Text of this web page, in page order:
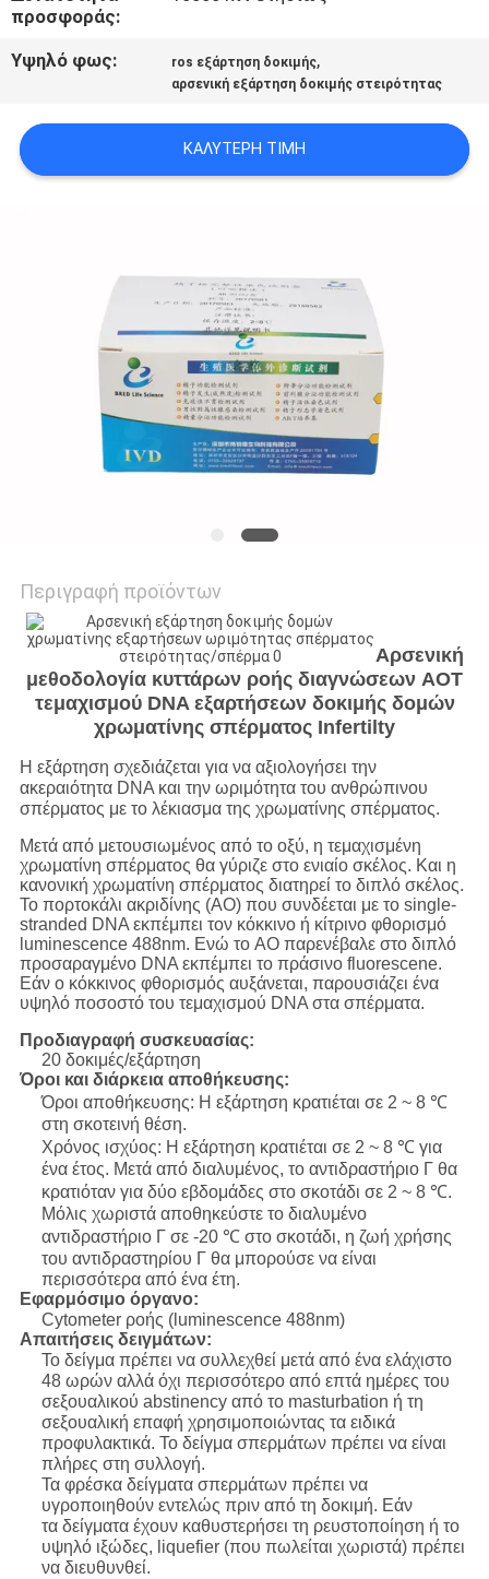
ΙΣΤΟΛΌΓΙΟ
ΖΗΤΉΣΤΕ
PRIVACY
POLICY
προσφοράς:
Υψηλό φως: ros εξάρτηση δοκιμής,
αρσενική εξάρτηση δοκιμής στειρότητας
ΚΑΛΎΤΕΡΗ ΤΙΜΉ
Περιγραφή προϊόντων
Αρσενική
μεθοδολογία κυττάρων ροής διαγνώσεων AOT
τεμαχισμού DNA εξαρτήσεων δοκιμής δομών
χρωματίνης σπέρματος Infertilty
Η εξάρτηση σχεδιάζεται για να αξιολογήσει την
ακεραιότητα DNA και την ωριμότητα του ανθρώπινου
σπέρματος με το λέκιασμα της χρωματίνης σπέρματος.
Μετά από μετουσιωμένος από το οξύ, η τεμαχισμένη
χρωματίνη σπέρματος θα γύριζε στο ενιαίο σκέλος. Και η
κανονική χρωματίνη σπέρματος διατηρεί το διπλό σκέλος.
Το πορτοκάλι ακριδίνης (AO) που συνδέεται με το single-
stranded DNA εκπέμπει τον κόκκινο ή κίτρινο φθορισμό
luminescence 488nm. Ενώ το AO παρενέβαλε στο διπλό
προσαραγμένο DNA εκπέμπει το πράσινο fluorescene.
Εάν ο κόκκινος φθορισμός αυξάνεται, παρουσιάζει ένα
υψηλό ποσοστό του τεμαχισμού DNA στα σπέρματα.
Προδιαγραφή συσκευασίας:
20 δοκιμές/εξάρτηση
Όροι και διάρκεια αποθήκευσης:
Όροι αποθήκευσης: Η εξάρτηση κρατιέται σε 2 ~ 8 ℃
στη σκοτεινή θέση.
Χρόνος ισχύος: Η εξάρτηση κρατιέται σε 2 ~ 8 ℃ για
ένα έτος. Μετά από διαλυμένος, το αντιδραστήριο Γ θα
κρατιόταν για δύο εβδομάδες στο σκοτάδι σε 2 ~ 8 ℃.
Μόλις χωριστά αποθηκεύστε το διαλυμένο
αντιδραστήριο Γ σε -20 ℃ στο σκοτάδι, η ζωή χρήσης
του αντιδραστηρίου Γ θα μπορούσε να είναι
περισσότερα από ένα έτη.
Εφαρμόσιμο όργανο:
Cytometer ροής (luminescence 488nm)
Απαιτήσεις δειγμάτων:
Το δείγμα πρέπει να συλλεχθεί μετά από ένα ελάχιστο
48 ωρών αλλά όχι περισσότερο από επτά ημέρες του
σεξουαλικού abstinency από το masturbation ή τη
σεξουαλική επαφή χρησιμοποιώντας τα ειδικά
προφυλακτικά. Το δείγμα σπερμάτων πρέπει να είναι
πλήρες στη συλλογή.
Τα φρέσκα δείγματα σπερμάτων πρέπει να
υγροποιηθούν εντελώς πριν από τη δοκιμή. Εάν
τα δείγματα έχουν καθυστερήσει τη ρευστοποίηση ή το
υψηλό ιξώδες, liquefier (που πωλείται χωριστά) πρέπει
να διευθυνθεί.